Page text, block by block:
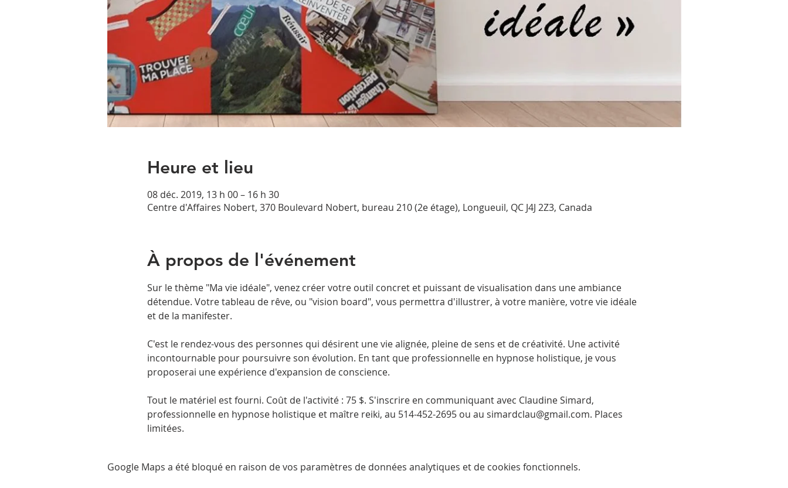
Heure et lieu
08 déc. 2019, 13 h 00 – 16 h 30
Centre d'Affaires Nobert, 370 Boulevard Nobert, bureau 210 (2e étage), Longueuil, QC J4J 2Z3, Canada
À propos de l'événement
Sur le thème "Ma vie idéale", venez créer votre outil concret et puissant de visualisation dans une ambiance
détendue. Votre tableau de rêve, ou "vision board", vous permettra d'illustrer, à votre manière, votre vie idéale
C'est le rendez-vous des personnes qui désirent une vie alignée, pleine de sens et de créativité. Une activité
incontournable pour poursuivre son évolution. En tant que professionnelle en hypnose holistique, je vous
Tout le matériel est fourni. Coût de l'activité : 75 $. S'inscrire en communiquant avec Claudine Simard,
professionnelle en hypnose holistique et maître reiki, au 514-452-2695 ou au simardclau@gmail.com. Places
limitées.
Google Maps a été bloqué en raison de vos paramètres de données analytiques et de cookies fonctionnels.